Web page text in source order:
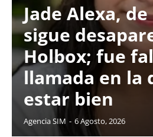
Jade Alexa,
sigue
Holbox; fue
llamada en la
estar bien
Agencia SIM - 6 Agosto, 2026